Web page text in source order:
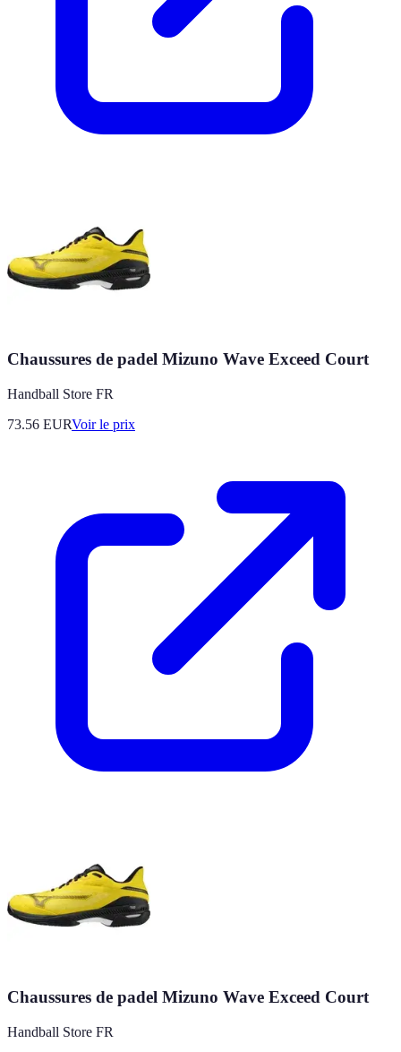
Chaussures de padel Mizuno Wave Exceed Court
Handball Store FR
73.56 EURVoir le prix
Chaussures de padel Mizuno Wave Exceed Court
Handball Store FR